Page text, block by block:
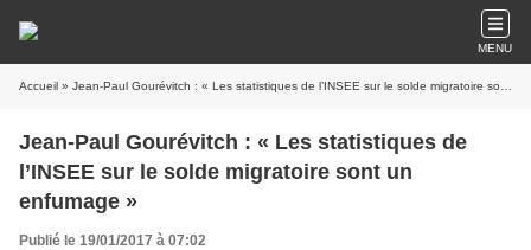
MENU
Accueil » Jean-Paul Gourévitch : « Les statistiques de l’INSEE sur le solde migratoire sont un enfumage »
Jean-Paul Gourévitch : « Les statistiques de
l’INSEE sur le solde migratoire sont un
enfumage »
Publié le 19/01/2017 à 07:02